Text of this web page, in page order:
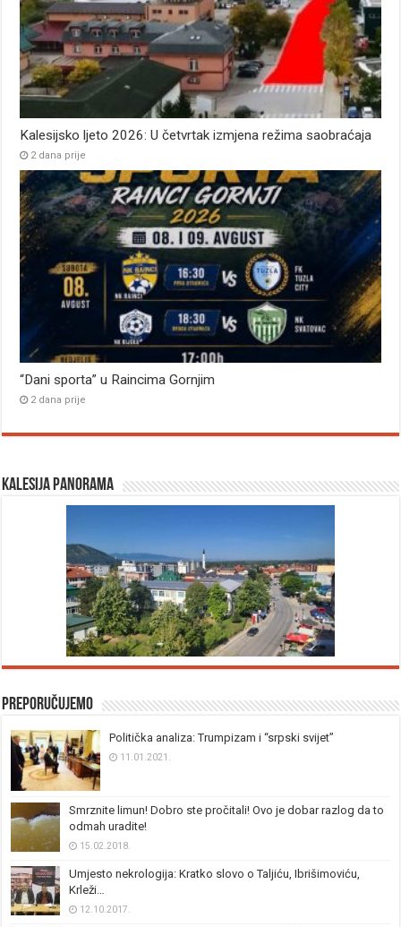
Kalesijsko ljeto 2026: U četvrtak izmjena režima saobraćaja
2 dana prije
“Dani sporta” u Raincima Gornjim
2 dana prije
Kalesija panorama
Preporučujemo
Politička analiza: Trumpizam i “srpski svijet”
11.01.2021.
Smrznite limun! Dobro ste pročitali! Ovo je dobar razlog da to
odmah uradite!
15.02.2018.
Umjesto nekrologija: Kratko slovo o Taljiću, Ibrišimoviću,
Krleži…
12.10.2017.